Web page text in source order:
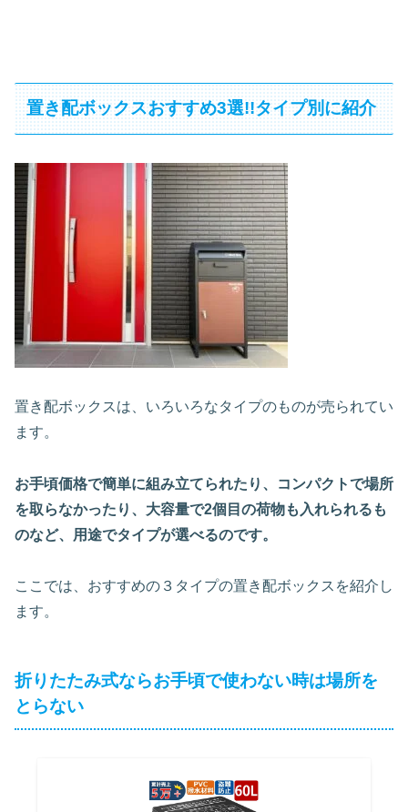
置き配ボックスおすすめ3選!!タイプ別に紹介
置き配ボックスは、いろいろなタイプのものが売られてい
ます。
お手頃価格で簡単に組み立てられたり、コンパクトで場所
を取らなかったり、大容量で2個目の荷物も入れられるも
のなど、用途でタイプが選べるのです。
ここでは、おすすめの３タイプの置き配ボックスを紹介し
ます。
折りたたみ式ならお手頃で使わない時は場所を
とらない